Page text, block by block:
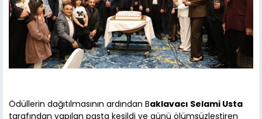
Ödüllerin dağıtılmasının ardından Baklavacı Selami Usta
tarafından yapılan pasta kesildi ve günü ölümsüzleştiren